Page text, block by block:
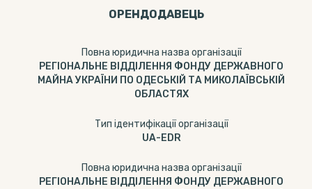
ОРЕНДОДАВЕЦЬ
Повна юридична назва організації
РЕГІОНАЛЬНЕ ВІДДІЛЕННЯ ФОНДУ ДЕРЖАВНОГО
МАЙНА УКРАЇНИ ПО ОДЕСЬКІЙ ТА МИКОЛАЇВСЬКІЙ
ОБЛАСТЯХ
Тип ідентифікації організації
UA-EDR
Повна юридична назва організації
РЕГІОНАЛЬНЕ ВІДДІЛЕННЯ ФОНДУ ДЕРЖАВНОГО